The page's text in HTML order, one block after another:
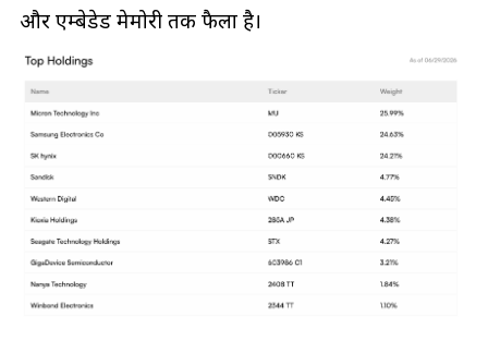
और एम्बेडेड मेमोरी तक फैला है।